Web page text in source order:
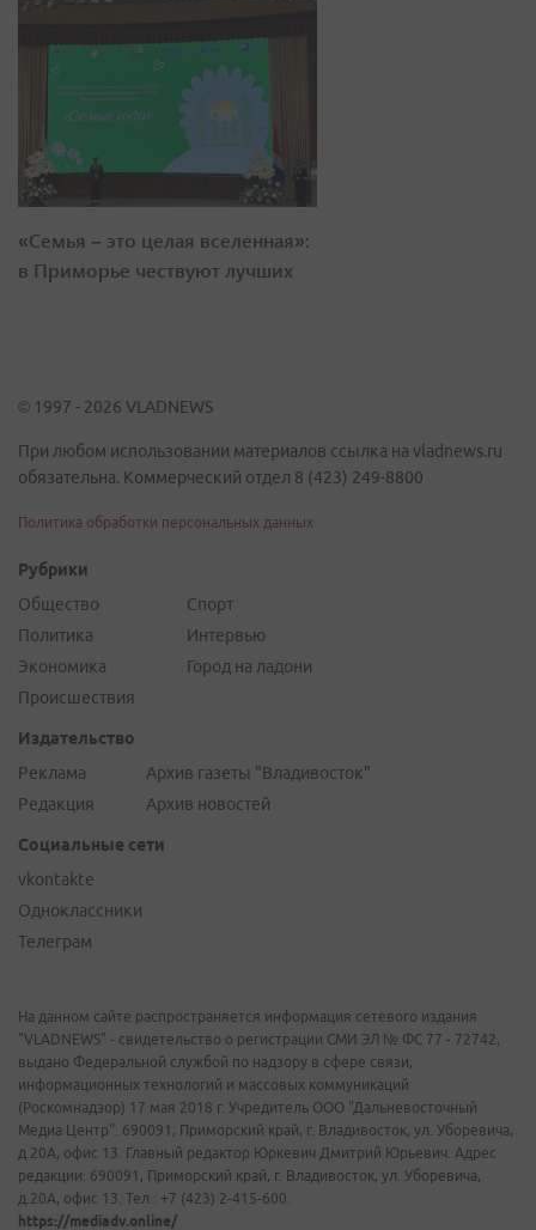
«Семья – это целая вселенная»:
в Приморье чествуют лучших
© 1997 - 2026 VLADNEWS
При любом использовании материалов ссылка на vladnews.ru
обязательна. Коммерческий отдел 8 (423) 249-8800
Политика обработки персональных данных
Рубрики
Общество
Политика
Экономика
Происшествия
Спорт
Интервью
Город на ладони
Издательство
Реклама
Редакция
Архив газеты "Владивосток"
Архив новостей
Социальные сети
vkontakte
Одноклассники
Телеграм
На данном сайте распространяется информация сетевого издания
"VLADNEWS" - свидетельство о регистрации СМИ ЭЛ № ФС 77 - 72742,
выдано Федеральной службой по надзору в сфере связи,
информационных технологий и массовых коммуникаций
(Роскомнадзор) 17 мая 2018 г. Учредитель ООО "Дальневосточный
Медиа Центр". 690091, Приморский край, г. Владивосток, ул. Уборевича,
д.20А, офис 13. Главный редактор Юркевич Дмитрий Юрьевич. Адрес
редакции: 690091, Приморский край, г. Владивосток, ул. Уборевича,
д.20А, офис 13. Тел.: +7 (423) 2-415-600.
https://mediadv.online/